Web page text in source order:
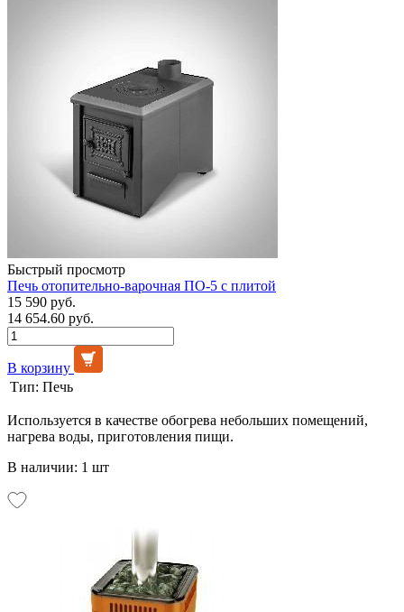
Быстрый просмотр
Печь отопительно-варочная ПО-5 с плитой
15 590 руб.
14 654.60 руб.
В корзину
Тип: Печь
Используется в качестве обогрева небольших помещений,
нагрева воды, приготовления пищи.
В наличии: 1 шт